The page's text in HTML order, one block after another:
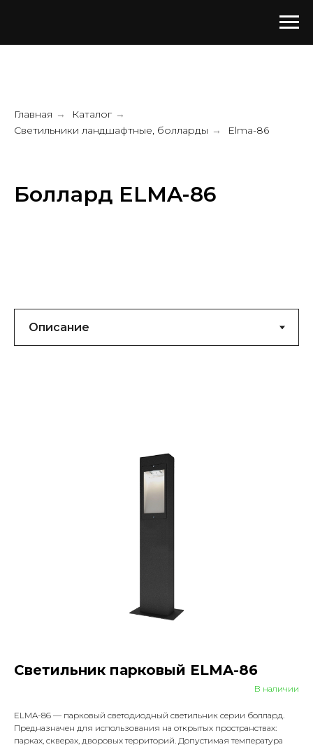
Главная → Каталог →
Светильники ландшафтные, болларды → Elma-86
Боллард ELMA-86
Светильник парковый ELMA-86
В наличии
ELMA-86 — парковый светодиодный светильник серии боллард.
Предназначен для использования на открытых пространствах:
парках, скверах, дворовых территорий. Допустимая температура